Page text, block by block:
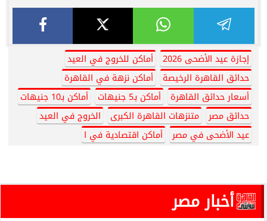
إجازة عيد الأضحى 2026
أماكن للخروج في العيد
حدائق القاهرة الرخيصة
أماكن نزهة في القاهرة
أسعار حدائق القاهرة
أماكن بـ5 جنيهات
أماكن بـ10 جنيهات
حدائق مصر
متنزهات القاهرة الكبرى
الخروج في العيد
عيد الأضحى في مصر
أماكن اقتصادية في ا
أخبار مصر